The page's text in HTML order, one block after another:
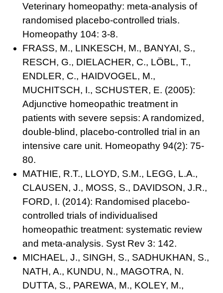
Veterinary homeopathy: meta-analysis of
randomised placebo-controlled trials.
Homeopathy 104: 3-8.
FRASS, M., LINKESCH, M., BANYAI, S.,
RESCH, G., DIELACHER, C., LÖBL, T.,
ENDLER, C., HAIDVOGEL, M.,
MUCHITSCH, I., SCHUSTER, E. (2005):
Adjunctive homeopathic treatment in
patients with severe sepsis: A randomized,
double-blind, placebo-controlled trial in an
intensive care unit. Homeopathy 94(2): 75-
80.
MATHIE, R.T., LLOYD, S.M., LEGG, L.A.,
CLAUSEN, J., MOSS, S., DAVIDSON, J.R.,
FORD, I. (2014): Randomised placebo-
controlled trials of individualised
homeopathic treatment: systematic review
and meta-analysis. Syst Rev 3: 142.
MICHAEL, J., SINGH, S., SADHUKHAN, S.,
NATH, A., KUNDU, N., MAGOTRA, N.
DUTTA, S., PAREWA, M., KOLEY, M.,